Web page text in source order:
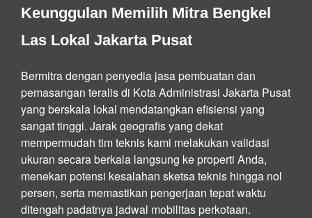
Keunggulan Memilih Mitra Bengkel
Las Lokal Jakarta Pusat
Bermitra dengan penyedia jasa pembuatan dan
pemasangan teralis di Kota Administrasi Jakarta Pusat
yang berskala lokal mendatangkan efisiensi yang
sangat tinggi. Jarak geografis yang dekat
mempermudah tim teknis kami melakukan validasi
ukuran secara berkala langsung ke properti Anda,
menekan potensi kesalahan sketsa teknis hingga nol
persen, serta memastikan pengerjaan tepat waktu
ditengah padatnya jadwal mobilitas perkotaan.